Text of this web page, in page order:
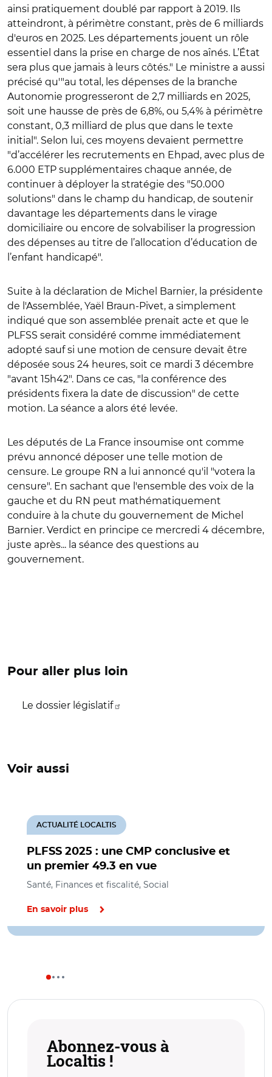
ainsi pratiquement doublé par rapport à 2019. Ils
atteindront, à périmètre constant, près de 6 milliards
d'euros en 2025. Les départements jouent un rôle
essentiel dans la prise en charge de nos aînés. L’État
sera plus que jamais à leurs côtés." Le ministre a aussi
précisé qu'"au total, les dépenses de la branche
Autonomie progresseront de 2,7 milliards en 2025,
soit une hausse de près de 6,8%, ou 5,4% à périmètre
constant, 0,3 milliard de plus que dans le texte
initial". Selon lui, ces moyens devaient permettre
"d’accélérer les recrutements en Ehpad, avec plus de
6.000 ETP supplémentaires chaque année, de
continuer à déployer la stratégie des "50.000
solutions" dans le champ du handicap, de soutenir
davantage les départements dans le virage
domiciliaire ou encore de solvabiliser la progression
des dépenses au titre de l’allocation d’éducation de
l’enfant handicapé".
Suite à la déclaration de Michel Barnier, la présidente
de l'Assemblée, Yaël Braun-Pivet, a simplement
indiqué que son assemblée prenait acte et que le
PLFSS serait considéré comme immédiatement
adopté sauf si une motion de censure devait être
déposée sous 24 heures, soit ce mardi 3 décembre
"avant 15h42". Dans ce cas, "la conférence des
présidents fixera la date de discussion" de cette
motion. La séance a alors été levée.
Les députés de La France insoumise ont comme
prévu annoncé déposer une telle motion de
censure. Le groupe RN a lui annoncé qu'il "votera la
censure". En sachant que l'ensemble des voix de la
gauche et du RN peut mathématiquement
conduire à la chute du gouvernement de Michel
Barnier. Verdict en principe ce mercredi 4 décembre,
juste après... la séance des questions au
gouvernement.
Pour aller plus loin
Le dossier législatif
Voir aussi
PLFSS 2025 : une CMP conclusive et
un premier 49.3 en vue
ACTUALITÉ LOCALTIS
Santé, Finances et fiscalité, Social
En savoir plus
Abonnez-vous à
Localtis !